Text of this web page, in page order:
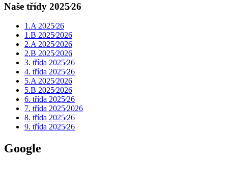
Naše třídy 2025⁄26
1.A 2025⁄26
1.B 2025⁄2026
2.A 2025⁄2026
2.B 2025⁄2026
3. třída 2025⁄26
4. třída 2025⁄26
5.A 2025⁄2026
5.B 2025⁄2026
6. třída 2025⁄26
7. třída 2025⁄2026
8. třída 2025⁄26
9. třída 2025⁄26
Google